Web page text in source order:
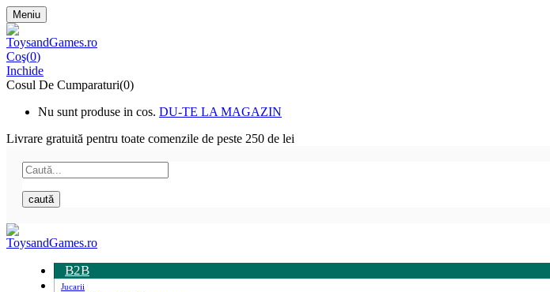
Meniu
Coş(0)
Inchide
Cosul De Cumparaturi(0)
Nu sunt produse in cos. DU-TE LA MAGAZIN
Livrare gratuită pentru toate comenzile de peste 250 de lei
caută
B2B
Jucarii